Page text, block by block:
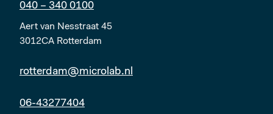
040 – 340 0100
Aert van Nesstraat 45
3012CA Rotterdam
rotterdam@microlab.nl
06-43277404